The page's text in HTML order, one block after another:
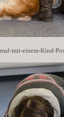
mit-einem-Kind-